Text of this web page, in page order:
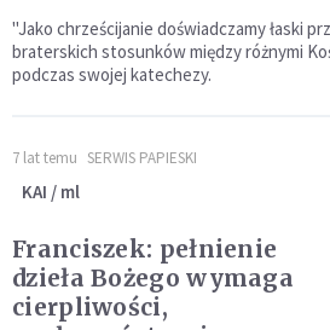
"Jako chrześcijanie doświadczamy łaski
braterskich stosunków między różnymi
podczas swojej katechezy.
7 lat temu SERWIS PAPIESKI
KAI / ml
Franciszek: pełnienie
dzieła Bożego wymaga
cierpliwości,